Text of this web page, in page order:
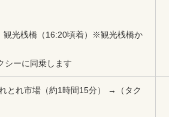
光桟橋（16:20頃着）※観光桟橋か
シーに同乗します
れ市場（約1時間15分） →（タク